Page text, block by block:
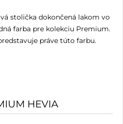
stolička dokončená lakom vo
farba pre kolekciu Premium.
práve túto farbu.
HEVIA